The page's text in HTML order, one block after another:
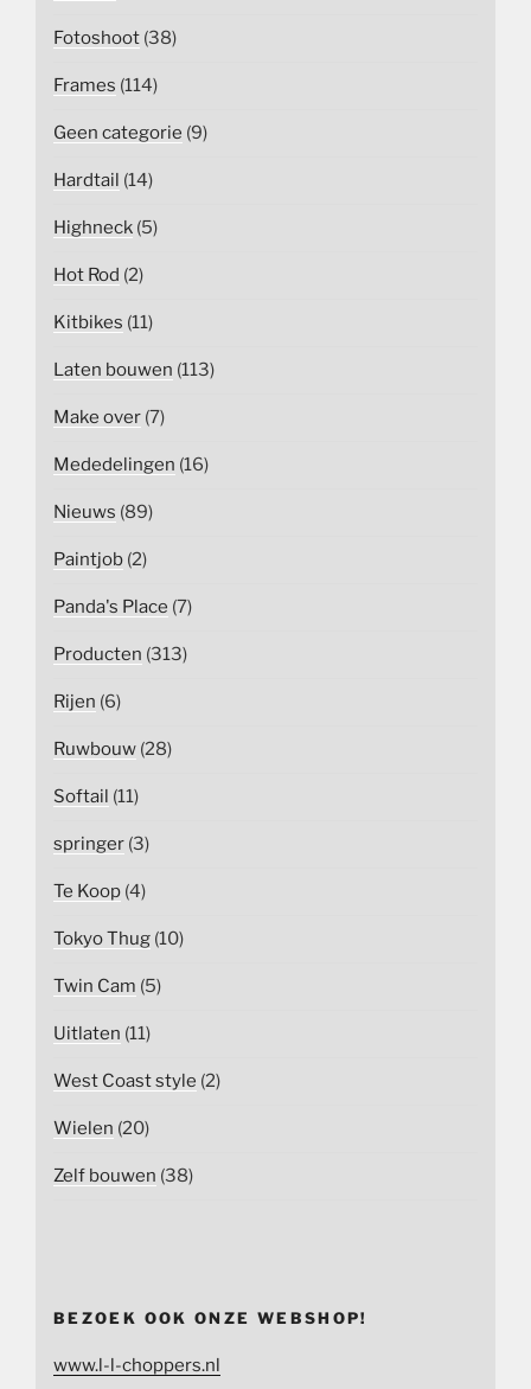
Fotoshoot (38)
Frames (114)
Geen categorie (9)
Hardtail (14)
Highneck (5)
Hot Rod (2)
Kitbikes (11)
Laten bouwen (113)
Make over (7)
Mededelingen (16)
Nieuws (89)
Paintjob (2)
Panda's Place (7)
Producten (313)
Rijen (6)
Ruwbouw (28)
Softail (11)
springer (3)
Te Koop (4)
Tokyo Thug (10)
Twin Cam (5)
Uitlaten (11)
West Coast style (2)
Wielen (20)
Zelf bouwen (38)
BEZOEK OOK ONZE WEBSHOP!
www.l-l-choppers.nl